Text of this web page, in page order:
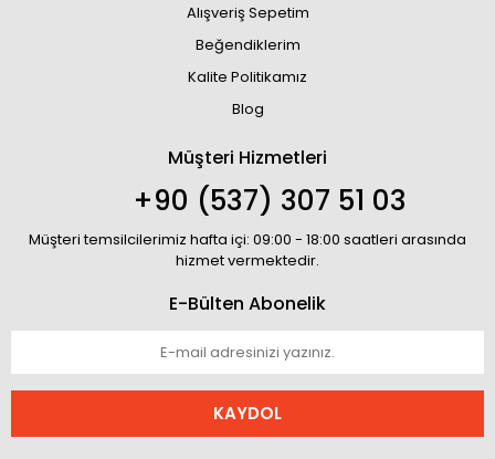
Alışveriş Sepetim
Beğendiklerim
Kalite Politikamız
Blog
Müşteri Hizmetleri
+90 (537) 307 51 03
Müşteri temsilcilerimiz hafta içi: 09:00 - 18:00 saatleri arasında
hizmet vermektedir.
E-Bülten Abonelik
KAYDOL